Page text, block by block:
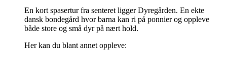
En kort spasertur fra senteret ligger Dyregården. En ekte
dansk bondegård hvor barna kan ri på ponnier og oppleve
både store og små dyr på nært hold.
Her kan du blant annet oppleve: